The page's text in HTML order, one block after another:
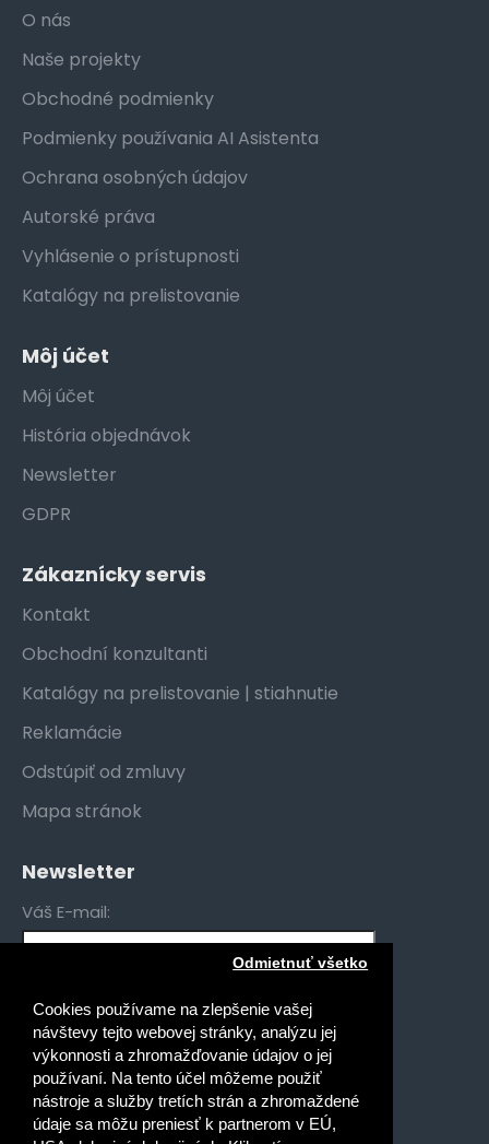
Cookies používame na zlepšenie vašej
návštevy tejto webovej stránky, analýzu jej
výkonnosti a zhromažďovanie údajov o jej
používaní. Na tento účel môžeme použiť
nástroje a služby tretích strán a zhromaždené
údaje sa môžu preniesť k partnerom v EÚ,
Odmietnuť všetko
O nás
Naše projekty
Obchodné podmienky
Podmienky používania AI Asistenta
Ochrana osobných údajov
Autorské práva
Vyhlásenie o prístupnosti
Katalógy na prelistovanie
Môj účet
Môj účet
História objednávok
Newsletter
GDPR
Zákaznícky servis
Kontakt
Obchodní konzultanti
Katalógy na prelistovanie | stiahnutie
Reklamácie
Odstúpiť od zmluvy
Mapa stránok
Newsletter
Váš E-mail:
Gymnáziá
Stredné odborné školy
Špeciálne základné školy
Základné školy